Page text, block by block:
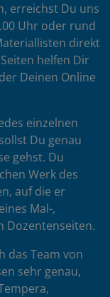
erreichst Du uns
Uhr oder rund
direkt
helfen Dir
Deinen Online
einzelnen
Du genau
gehst. Du
Werk des
auf die er
Mal-,
Dozentenseiten.
das Team von
sehr genau,